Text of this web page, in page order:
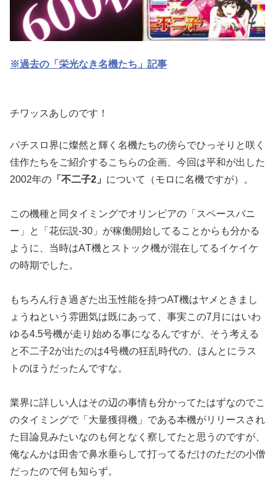
※過去の「栄光なき名機たち」記事
チワッスあしのです！
パチスロ界に燦然と輝く名機たちの傍らでひっそりと咲く
佳作たち をご紹介するこちらの企画、今回は平和が出した
2002年の 「不二子2」 について（モロに名機ですが）。
この機種と同タイミングでオリンピアの「スペースバニ
ー」と「花伝説-30」が稼働開始してることからも分かる
ように、当時はAT機とストック機が混在してるイケイケ
の時期でした。
もちろん行き過ぎた出玉性能を持つAT機はヤメときまし
ょうねと いう雰囲気は既にあって、事実この7月にはいわ
ゆる4.5号機が走り始める事になるんですが、そう考える
と不二子2が出たのは4号機の狂乱時代の、ほんとにラス
トのほうだったんですな。
業界に詳しい人はその辺の事情も分かってたはずなのでこ
のタイミ ングで「大量獲得機」である本機がリリースされ
た目論見みたいなのも何となく察してたと思うのですが、
俺なんかは田舎で鼻水垂ら して打ってるだけのただの小僧
だったので何も知らず。